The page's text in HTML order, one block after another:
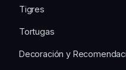
Tigres
Tortugas
Decoración y